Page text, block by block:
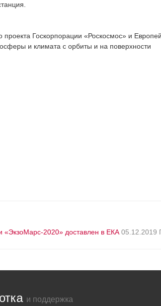
Госкорпорации «Роскосмос» и
и климата с орбиты и на поверхности
«ЭкзоМарс-2020» доставлен в ЕКА 05.12.2019
и поддержка